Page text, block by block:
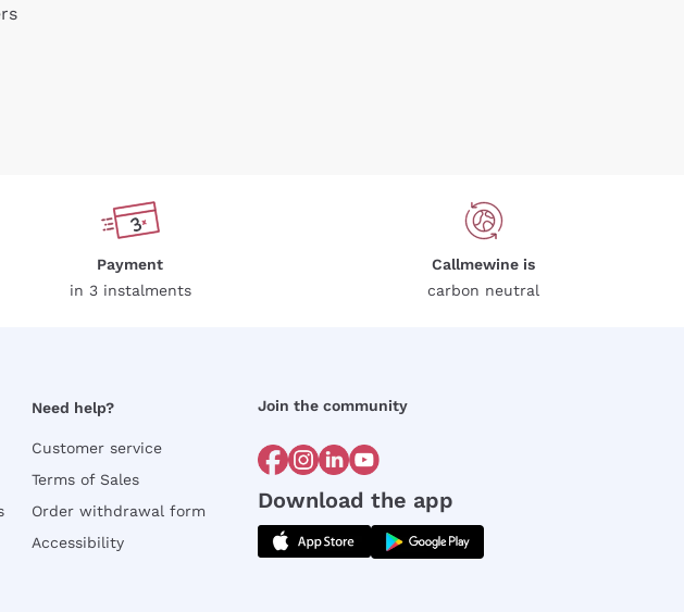
Payment
in 3 instalments
Callmewine is
carbon neutral
Need help?
Customer service
Terms of Sales
Order withdrawal form
Accessibility
Join the community
Download the app